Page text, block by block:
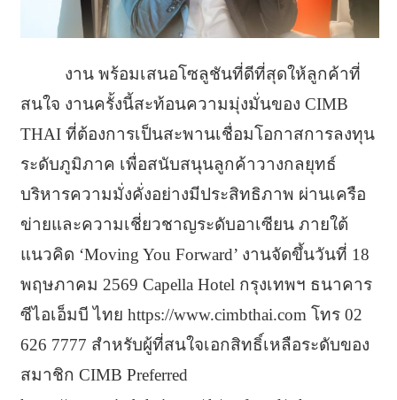
งาน พร้อมเสนอโซลูชันที่ดีที่สุดให้ลูกค้าที่
สนใจ งานครั้งนี้สะท้อนความมุ่งมั่นของ CIMB
THAI ที่ต้องการเป็นสะพานเชื่อมโอกาสการลงทุน
ระดับภูมิภาค เพื่อสนับสนุนลูกค้าวางกลยุทธ์
บริหารความมั่งคั่งอย่างมีประสิทธิภาพ ผ่านเครือ
ข่ายและความเชี่ยวชาญระดับอาเซียน ภายใต้
แนวคิด ‘Moving You Forward’ งานจัดขึ้นวันที่ 18
พฤษภาคม 2569 Capella Hotel กรุงเทพฯ ธนาคาร
ซีไอเอ็มบี ไทย https://www.cimbthai.com โทร 02
626 7777 สำหรับผู้ที่สนใจเอกสิทธิ์เหลือระดับของ
สมาชิก CIMB Preferred